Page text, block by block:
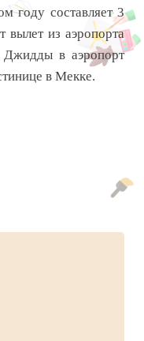
году составляет 3
вылет из аэропорта
в аэропорт
в Мекке.